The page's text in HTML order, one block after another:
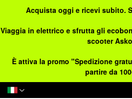
Acquista oggi e ricevi subito.
Viaggia in elettrico e sfrutta gli
scooter
È attiva la promo "Spedizione
partire da
Lingua